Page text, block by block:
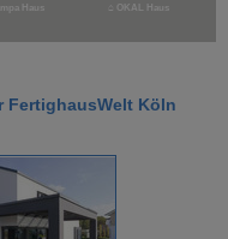
Haus ⌂ OKAL Haus
FertighausWelt Köln